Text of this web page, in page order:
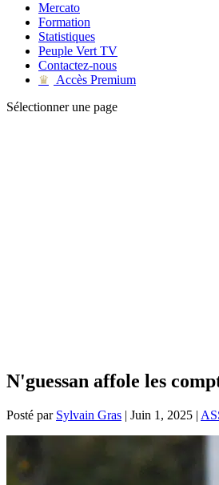
Mercato
Formation
Statistiques
Peuple Vert TV
Contactez-nous
♛
Accès Premium
Sélectionner une page
N'guessan affole les
Posté par Sylvain Gras | Juin 1, 2025 |